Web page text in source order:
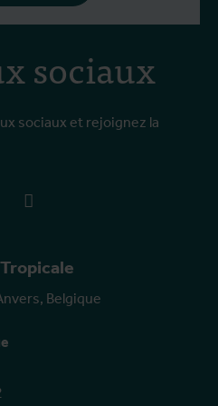
Belgique
sociaux
sociaux et rejoignez la